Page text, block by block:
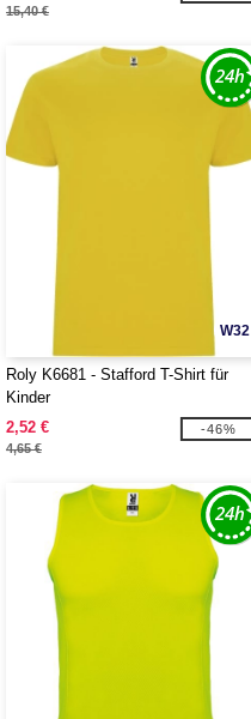
15,40 €
W32
Roly K6681 - Stafford T-Shirt für
Kinder
2,52 €
4,65 €
-46%